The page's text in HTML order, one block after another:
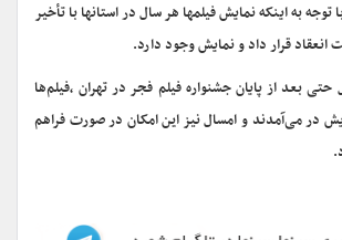
به اینکه نمایش فیلمها هر سال در استانها با تأخیر
انعقاد قرار داد و نمایش وجود دارد.
بعد از پایان جشنواره فیلم فجر در تهران ،فیلم‌ها
در می‌آمدند و امسال نیز این امکان در صورت فراهم